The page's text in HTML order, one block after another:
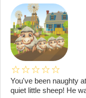
You've been naughty
quiet little sheep! He